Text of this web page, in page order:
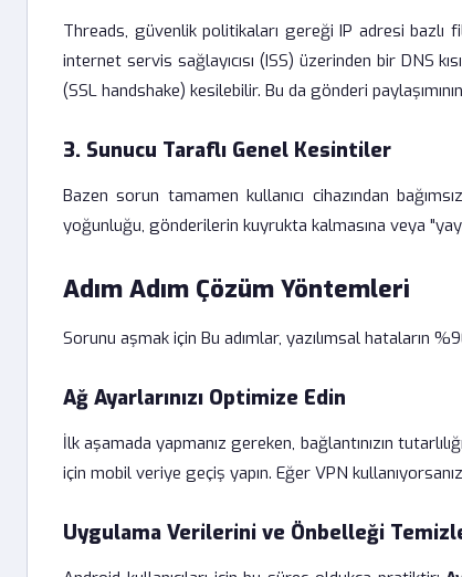
Threads, güvenlik politikaları gereği IP adresi bazlı
internet servis sağlayıcısı (ISS) üzerinden bir DNS
(SSL handshake) kesilebilir. Bu da gönderi
3. Sunucu Taraflı Genel Kesintiler
Bazen sorun tamamen kullanıcı cihazından
yoğunluğu, gönderilerin kuyrukta kalmasına veya
Adım Adım Çözüm Yöntemleri
Sorunu aşmak için Bu adımlar, yazılımsal hataların
Ağ Ayarlarınızı Optimize Edin
İlk aşamada yapmanız gereken, bağlantınızın
için mobil veriye geçiş yapın. Eğer VPN
Uygulama Verilerini ve Önbelleği